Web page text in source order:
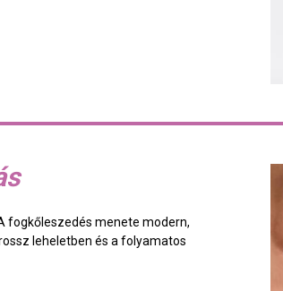
fogkőleszedés menete modern,
leheletben és a folyamatos